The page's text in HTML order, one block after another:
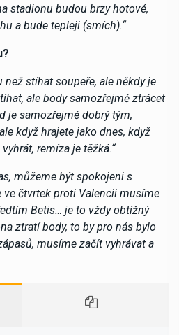
stadionu budou brzy hotové,
a bude tepleji (smích).“
než stíhat soupeře, ale někdy je
ale body samozřejmě ztrácet
je samozřejmě dobrý tým,
když hrajete jako dnes, když
remíza je těžká.“
můžeme být spokojeni s
ve čtvrtek proti Valencii musíme
Betis… je to vždy obtížný
ztratí body, to by pro nás bylo
musíme začít vyhrávat a